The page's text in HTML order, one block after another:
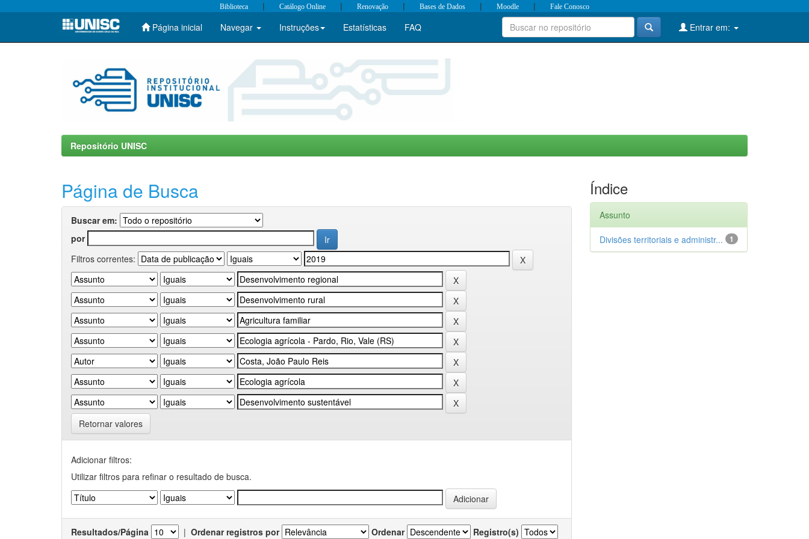
Skip
Biblioteca | Catálogo Online | Renovação | Bases de Dados | Moodle | Fale Conosco
Página inicial Navegar Instruções Estatísticas FAQ Entrar em:
Repositório UNISC
Página de Busca
Buscar em:
por
Filtros correntes:
Retornar valores
Adicionar filtros:
Utilizar filtros para refinar o resultado de busca.
Resultados/Página | Ordenar registros por Ordenar Registro(s)
Índice
Assunto
1
Divisões territoriais e administr...